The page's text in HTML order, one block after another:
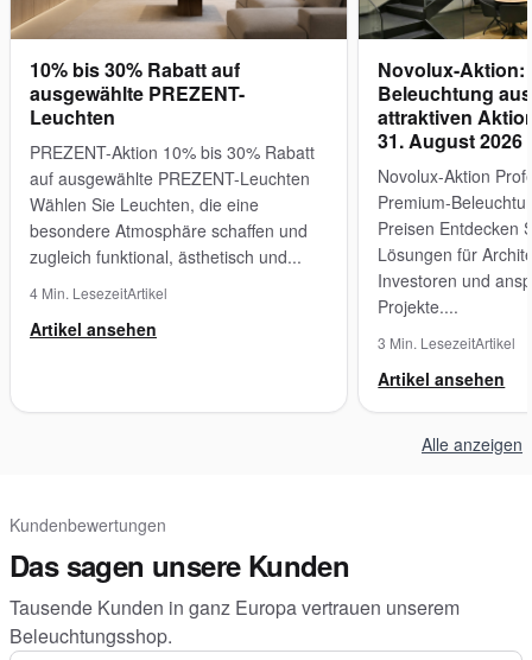
10% bis 30% Rabatt auf
ausgewählte PREZENT-
Leuchten
PREZENT-Aktion 10% bis 30% Rabatt
auf ausgewählte PREZENT-Leuchten
Wählen Sie Leuchten, die eine
besondere Atmosphäre schaffen und
zugleich funktional, ästhetisch und...
4 Min. LesezeitArtikel
Artikel ansehen
Novolux-Aktion:
Beleuchtung
attraktiven
31. August 2026
Novolux-Aktion
Premium-
Preisen Entdecken
Lösungen für
Investoren und
Projekte....
3 Min. LesezeitArtikel
Artikel ansehen
Alle anzeigen
Kundenbewertungen
Das sagen unsere Kunden
Tausende Kunden in ganz Europa vertrauen unserem
Beleuchtungsshop.